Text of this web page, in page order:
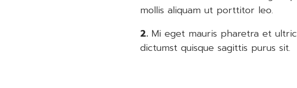
mollis aliquam ut porttitor leo.
2. Mi eget mauris pharetra et
dictumst quisque sagittis purus sit.